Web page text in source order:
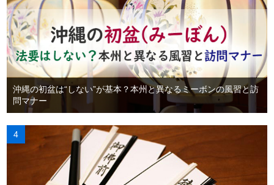
沖縄の初盆は“しない”が基本？本州と異なるミーボンの風習と訪
問マナー